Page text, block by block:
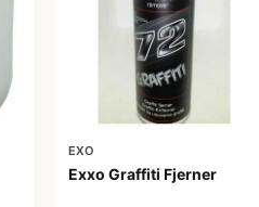
EXO
Exxo Graffiti Fjerner